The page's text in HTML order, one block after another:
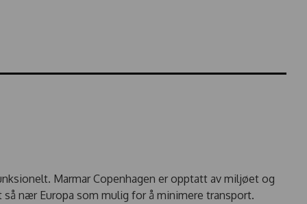
Marmar Copenhagen er opptatt av miljøet og
nær Europa som mulig for å minimere transport.